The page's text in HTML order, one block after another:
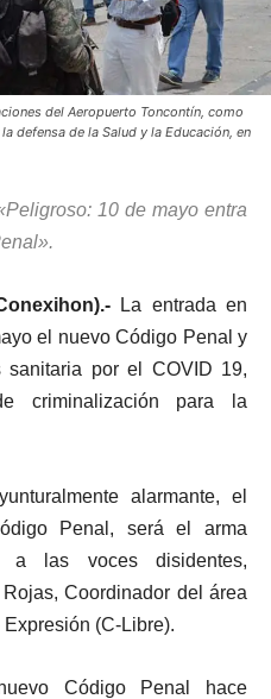
del Aeropuerto Toncontín, como
defensa de la Salud y la Educación, en
10 de mayo entra
La entrada en
el nuevo Código Penal y
por el COVID 19,
criminalización para la
alarmante, el
Penal, será el arma
a las voces disidentes,
Coordinador del área
(C-Libre).
Código Penal hace